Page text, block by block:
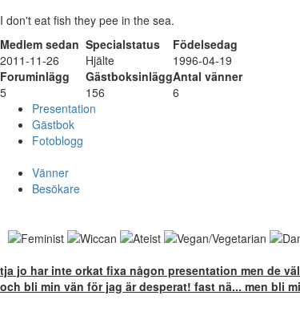
I don't eat fish they pee in the sea.
Medlem sedan Specialstatus
Födelsedag
2011-11-26
Hjälte
1996-04-19
Foruminlägg
GästboksinläggAntal vänner
5
156
6
Presentation
Gästbok
Fotoblogg
Vänner
Besökare
tja jo har inte orkat fixa någon presentation men de
och bli min vän för jag är desperat! fast nä... men bli